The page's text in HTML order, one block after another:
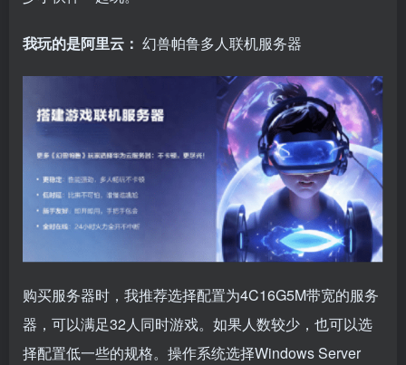
我玩的是阿里云： 幻兽帕鲁多人联机服务器
购买服务器时，我推荐选择配置为4C16G5M带宽的服务
器，可以满足32人同时游戏。如果人数较少，也可以选
择配置低一些的规格。操作系统选择Windows Server